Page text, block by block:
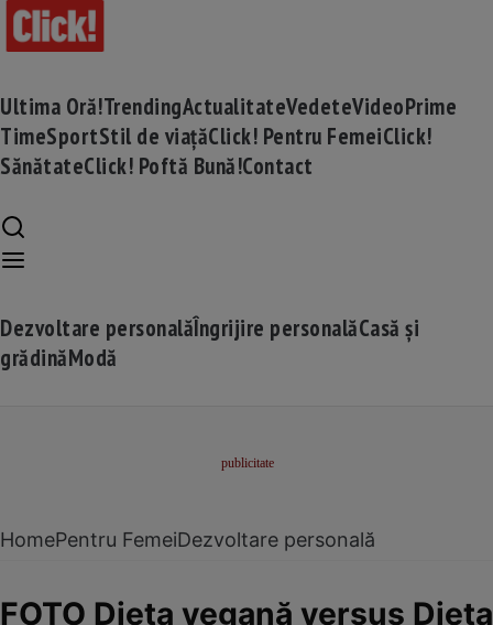
Ultima Oră!TrendingActualitateVedeteVideoPrime
TimeSportStil de viațăClick! Pentru FemeiClick!
SănătateClick! Poftă Bună!Contact
Dezvoltare personalăÎngrijire personalăCasă și
grădinăModă
HomePentru FemeiDezvoltare personală
FOTO Dieta vegană versus